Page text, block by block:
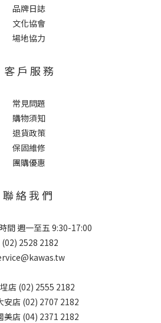
品牌日誌
文化協會
場地協力
客 戶 服 務
常見問題
購物須知
退貨政策
保固維修
團購優惠
聯 絡 我 們
間 週一至五 9:30-17:00
(02) 2528 2182
店 (02) 2555 2182
安店 (02) 2707 2182
美店 (04) 2371 2182